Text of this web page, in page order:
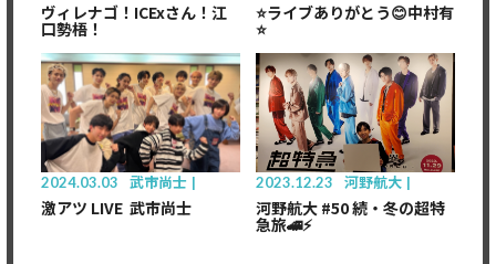
ヴィレナゴ！ICExさん！江
口勢梧！
⭐️ライブありがとう😊中村有
⭐️
Member's only
2024.03.03 武市尚士
激アツ LIVE 武市尚士
2023.12.23 河野航大
河野航大 #50 続・冬の超特
急旅🚄⚡